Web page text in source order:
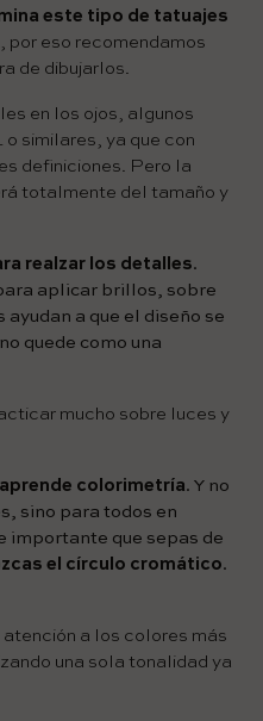
este tipo de tatuajes
, por eso recomendamos
de dibujarlos.
en los ojos, algunos
o similares, ya que con
definiciones. Pero la
totalmente del tamaño y
realzar los detalles.
aplicar brillos, sobre
a que el diseño se
quede como una
mucho sobre luces y
colorimetría. Y no
sino para todos en
importante que sepas de
el círculo cromático.
a los colores más
una sola tonalidad ya